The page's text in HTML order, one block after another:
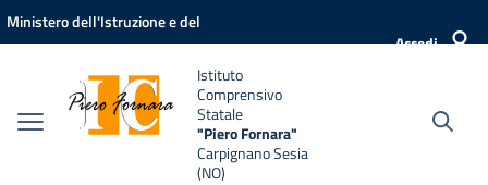
Vai ai contenuti
Vai al menu di navigazione
Vai al footer
Ministero dell'Istruzione e del
Accedi
Istituto
Comprensivo
Statale
"Piero Fornara"
Carpignano Sesia
(NO)